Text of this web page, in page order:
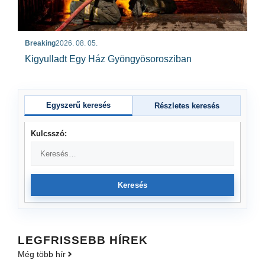
Breaking2026. 08. 05.
Kigyulladt Egy Ház Gyöngyösorosziban
Egyszerű keresés Részletes keresés
Kulcsszó:
Keresés
LEGFRISSEBB HÍREK
Még több hír